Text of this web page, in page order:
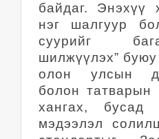
байдаг. Энэхүү
нэг шалгуур
суурийг
шилжүүлэх”
олон улсын
болон
хангах, бусад
мэдээлэл